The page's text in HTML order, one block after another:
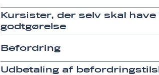
Kursister, der selv skal have
godtgørelse
Befordring
Udbetaling af